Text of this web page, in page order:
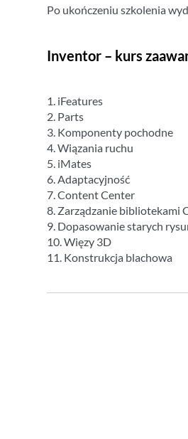
Po ukończeniu szkolenia
Inventor – kurs
1. iFeatures
2. Parts
3. Komponenty pochodne
4. Wiązania ruchu
5. iMates
6. Adaptacyjność
7. Content Center
8. Zarządzanie bibliotekami
9. Dopasowanie starych
10. Więzy 3D
11. Konstrukcja blachowa